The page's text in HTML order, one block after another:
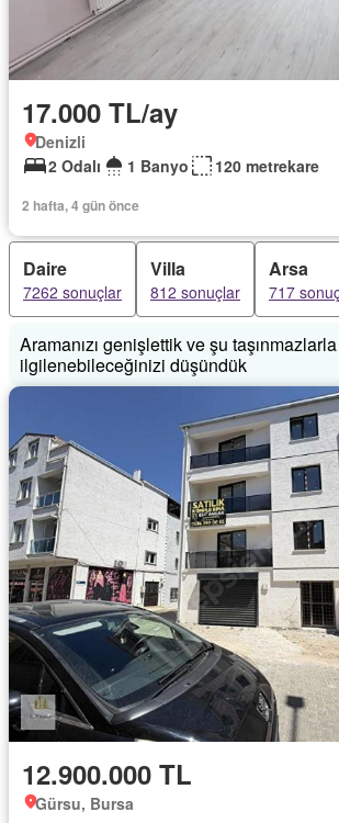
17.000 TL/ay
Denizli
2 Odalı
1 Banyo 120 metrekare
2 hafta, 4 gün önce
Daire
7262 sonuçlar
Villa
812 sonuçlar
Arsa
717
Aramanızı genişlettik ve şu taşınmazlarla
ilgilenebileceğinizi düşündük
12.900.000 TL
Gürsu, Bursa